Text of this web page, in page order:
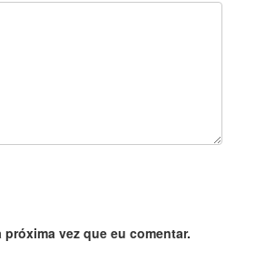
vez que eu comentar.